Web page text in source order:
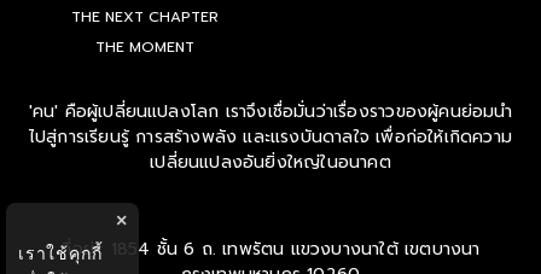
THE NEXT CHAPTER
THE MOMENT
'คน' คือผู้เปลี่ยนแปลงโลก เราจึงเชื่อมั่นว่าเรื่องราวของผู้คนย่อมนำ
ไปสู่การเรียนรู้ การสร้างพลัง และแรงบันดาลใจ เพื่อก่อให้เกิดความ
เปลี่ยนแปลงอันยิ่งใหญ่ในอนาคต
ที่อยู่ : 1854 ชั้น 6 ถ. เทพรัตน แขวงบางนาใต้ เขตบางนา
×
เราใช้คุกกี้